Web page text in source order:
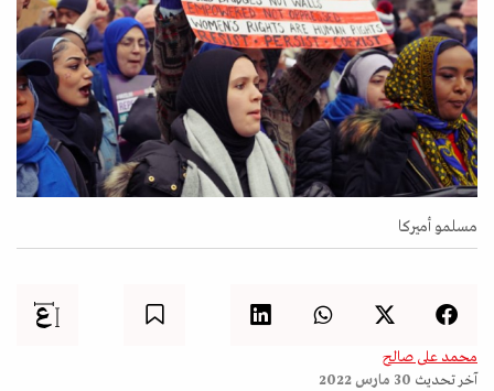
مسلمو أميركا
محمد على صالح
آخر تحديث 30 مارس 2022